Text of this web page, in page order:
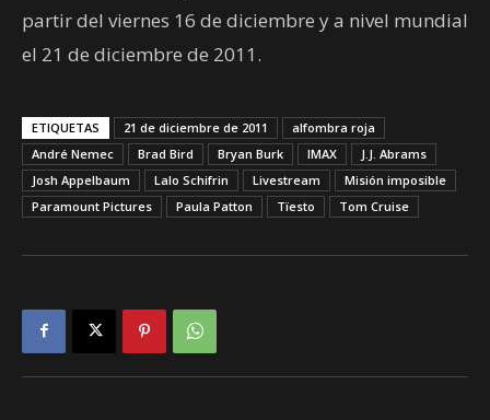
partir del viernes 16 de diciembre y a nivel mundial
el 21 de diciembre de 2011.
ETIQUETAS 21 de diciembre de 2011
alfombra roja
André Nemec
Brad Bird Bryan Burk IMAX
J.J. Abrams
Josh Appelbaum
Lalo Schifrin Livestream
Misión imposible
Paramount Pictures
Paula Patton Tïesto Tom Cruise